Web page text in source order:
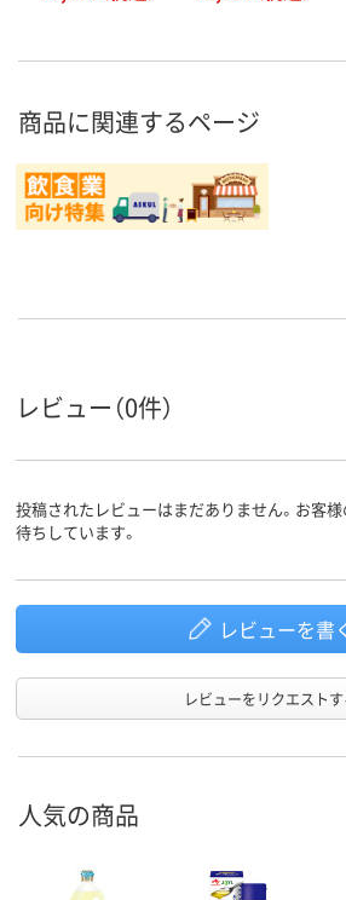
商品に関連するページ
レビュー（0件）
投稿されたレビューはまだありません。お客
待ちしています。
レビューを書
レビューをリクエストす
人気の商品